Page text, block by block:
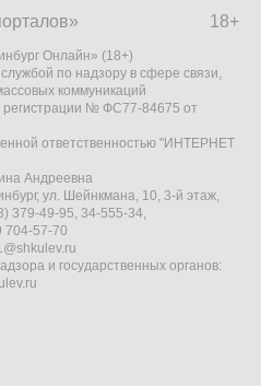
18+
Онлайн» (18+)
по надзору в сфере связи,
коммуникаций
регистрации № ФС77-84675 от
ответственностью "ИНТЕРНЕТ
Андреевна
ул. Шейнкмана, 10, 3-й этаж,
379-49-95, 34-555-34,
704-57-70
и государственных органов: